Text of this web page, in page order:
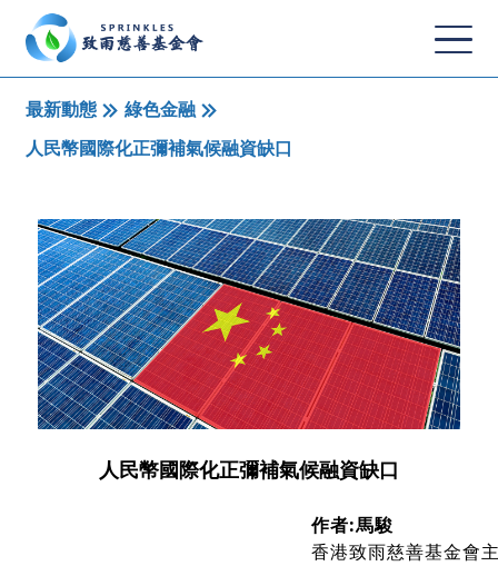
最新動態 綠色金融
人民幣國際化正彌補氣候融資缺口
人民幣國際化正彌補氣候融資缺口
作者:馬駿
香港致雨慈善基金會